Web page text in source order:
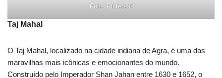
Foto: Pinterest
Taj Mahal
O Taj Mahal, localizado na cidade indiana de Agra, é uma das
maravilhas mais icônicas e emocionantes do mundo.
Construído pelo Imperador Shan Jahan entre 1630 e 1652, o